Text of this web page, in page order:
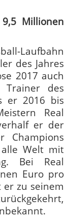
Millionen
Laufbahn
des Jahres
2017 auch
Trainer des
er 2016 bis
Real
er der
Champions
alle Welt mit
Bei Real
Euro pro
er zu seinem